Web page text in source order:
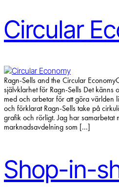
Circular
Ragn-Sells and the Circular
självklarhet för Ragn-Sells Det känns
med och arbetar för att göra världen
och förklarat Ragn-Sells take på
grafik och rörligt. Jag har samarbetat
marknadsavdelning som [...]
Shop-in-